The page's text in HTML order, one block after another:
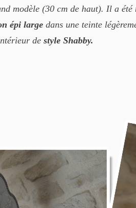
modèle (30 cm de haut). Il a
épi large dans une teinte
de style Shabby.